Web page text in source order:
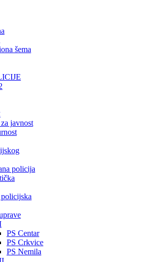
šema
javnost
policija
PS Centar
PS Crkvice
PS Nemila